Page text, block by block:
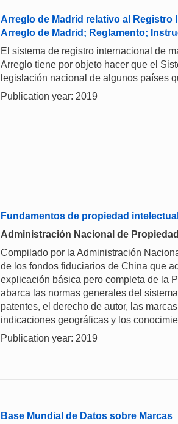
Arreglo de Madrid relativo al Registro
Arreglo de Madrid; Reglamento;
El sistema de registro internacional de
Arreglo tiene por objeto hacer que el
legislación nacional de algunos países
Publication year: 2019
Fundamentos de propiedad
Administración Nacional de
Compilado por la Administración
de los fondos fiduciarios de China que
explicación básica pero completa de la
abarca las normas generales del
patentes, el derecho de autor, las
indicaciones geográficas y los
Publication year: 2019
Base Mundial de Datos sobre Marcas